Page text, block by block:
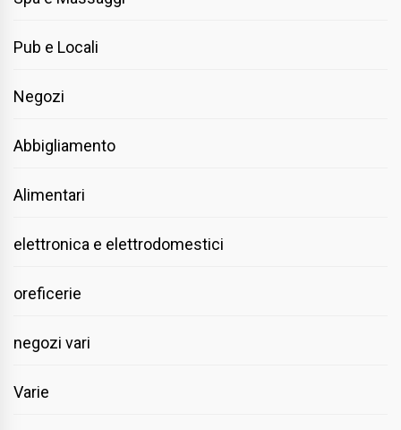
Pub e Locali
Negozi
Abbigliamento
Alimentari
elettronica e elettrodomestici
oreficerie
negozi vari
Varie